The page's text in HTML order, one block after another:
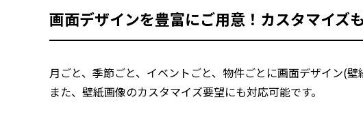
画面デザインを豊富にご用意！カスタマイズ
月ごと、季節ごと、イベントごと、物件ごとに画面デザイン(
また、壁紙画像のカスタマイズ要望にも対応可能です。